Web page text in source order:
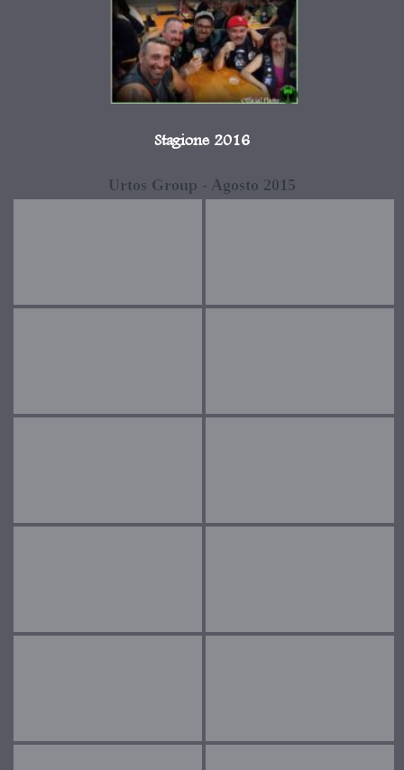
Stagione 2016
Urtos Group - Agosto 2015